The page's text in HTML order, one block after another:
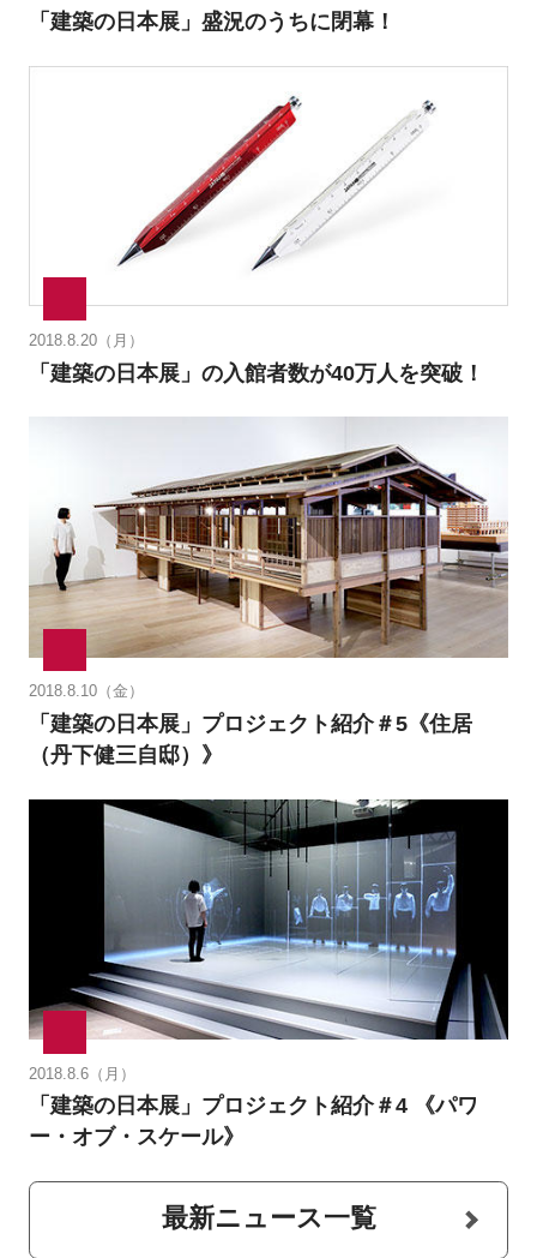
「建築の日本展」盛況のうちに閉幕！
2018.8.20（月）
「建築の日本展」の入館者数が40万人を突破！
2018.8.10（金）
「建築の日本展」プロジェクト紹介＃5《住居
（丹下健三自邸）》
2018.8.6（月）
「建築の日本展」プロジェクト紹介＃4 《パワ
ー・オブ・スケール》
最新ニュース一覧